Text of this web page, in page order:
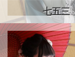
七五三